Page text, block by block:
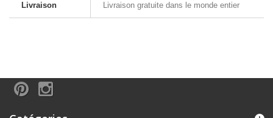
Livraison Livraison gratuite dans le monde entier